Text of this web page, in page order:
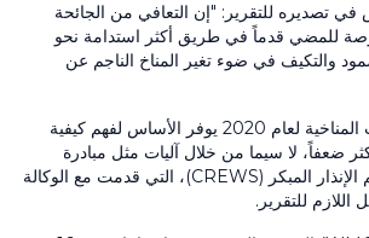
في تصديره للتقرير: "إن التعافي من الجائحة
للمضي قدماً في طريق أكثر استدامة نحو
والتكيف في ضوء تغير المناخ الناجم عن
لعام 2020 يوفر الأساس لفهم كيفية
ضعفاً، لا سيما من خلال آليات مثل مبادرة
المبكر (CREWS)
، التي قدمت مع الوكالة
اللازم للتقرير.